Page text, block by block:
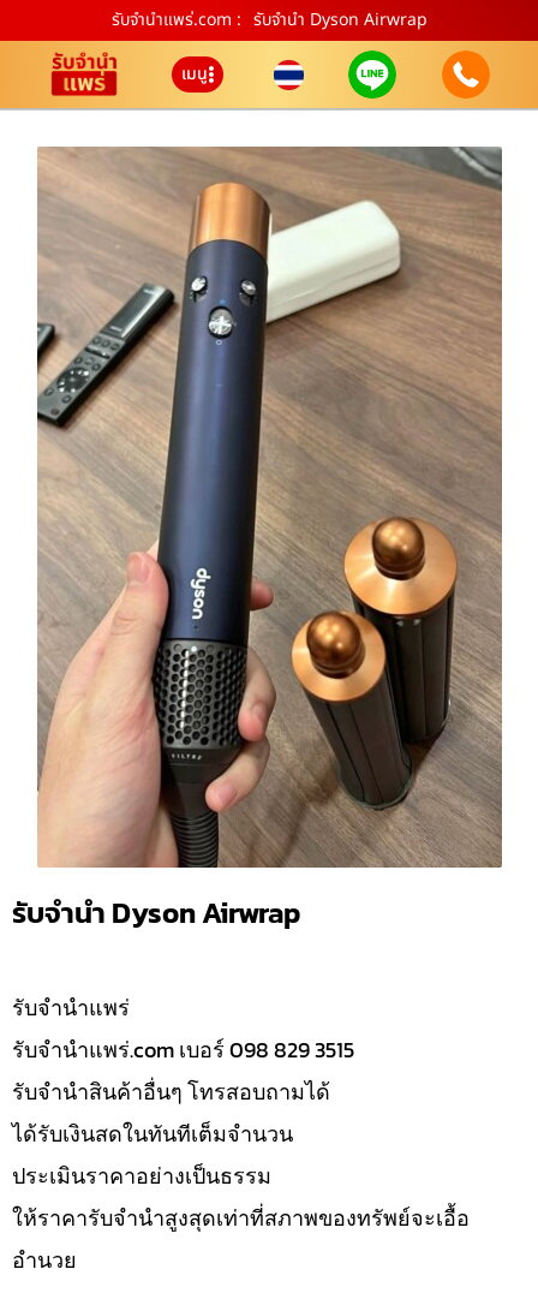
รับจํานําแพร่.com : รับจำนำ Dyson Airwrap
เมนู
รับจำนำ Dyson Airwrap
รับจํานำแพร่
รับจํานําแพร่.com เบอร์ 098 829 3515
รับจำนำสินค้าอื่นๆ โทรสอบถามได้
ได้รับเงินสดในทันทีเต็มจำนวน
ประเมินราคาอย่างเป็นธรรม
ให้ราคารับจำนำสูงสุดเท่าที่สภาพของทรัพย์จะเอื้อ
อำนวย